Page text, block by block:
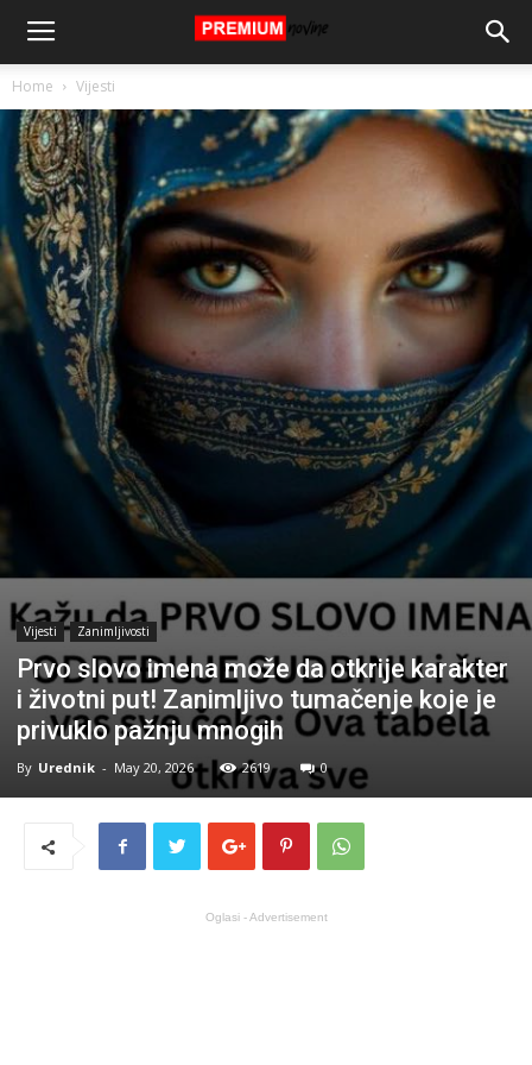
Home Vijesti
Vijesti Zanimljivosti
Prvo slovo imena može da otkrije karakter
i životni put! Zanimljivo tumačenje koje je
privuklo pažnju mnogih
By Urednik - May 20, 2026 2619 0
Oglasi - Advertisement